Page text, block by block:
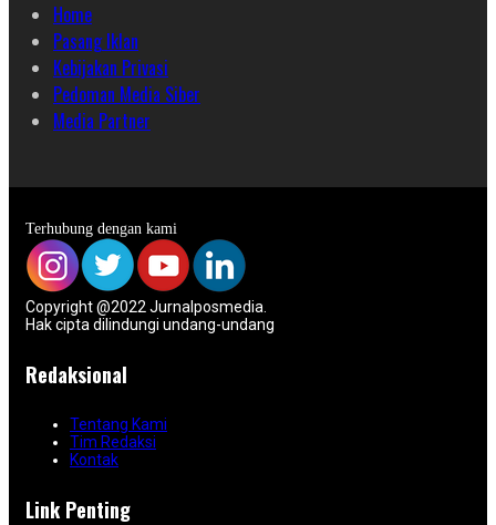
Home
Pasang Iklan
Kebijakan Privasi
Pedoman Media Siber
Media Partner
Terhubung dengan kami
Copyright @2022 Jurnalposmedia.
Hak cipta dilindungi undang-undang
Redaksional
Tentang Kami
Tim Redaksi
Kontak
Link Penting